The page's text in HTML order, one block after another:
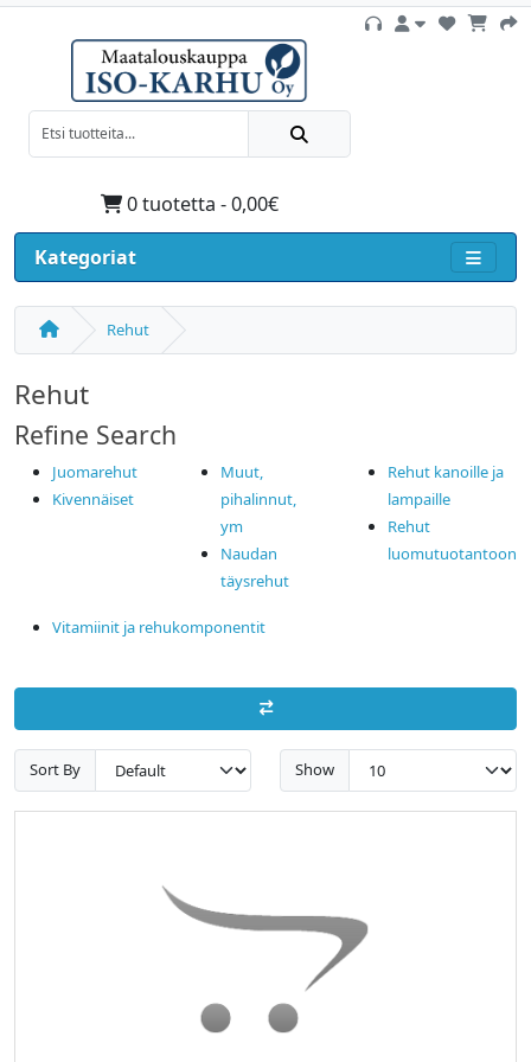
0 tuotetta - 0,00€
Kategoriat
Rehut
Rehut
Refine Search
Juomarehut
Kivennäiset
Muut,
pihalinnut,
ym
Naudan
täysrehut
Rehut kanoille ja
lampaille
Rehut
luomutuotantoon
Vitamiinit ja rehukomponentit
Sort By Show